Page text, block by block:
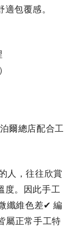
包覆感。
爾總店配合工
人，往往欣賞
度。因此手工
纖維色差✔ 編
屬正常手工特